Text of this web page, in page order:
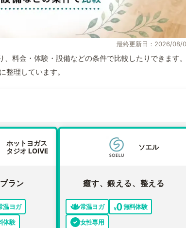
最終更新日：2026/08/
料金・体験・設備などの条件で比較したりできます
理しています。
ホットヨガス
タジオ LOIVE
ラン
温ヨガ
体験
ソエル
癒す、鍛える、整える
常温ヨガ
無料体験
女性専用